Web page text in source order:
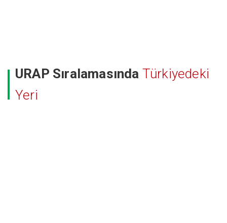
URAP Sıralamasında Türkiyedeki
Yeri